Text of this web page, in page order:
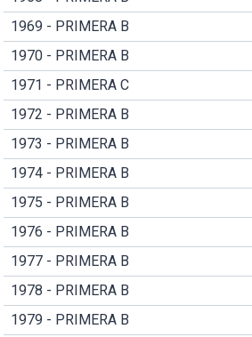
1969 - PRIMERA B
1970 - PRIMERA B
1971 - PRIMERA C
1972 - PRIMERA B
1973 - PRIMERA B
1974 - PRIMERA B
1975 - PRIMERA B
1976 - PRIMERA B
1977 - PRIMERA B
1978 - PRIMERA B
1979 - PRIMERA B